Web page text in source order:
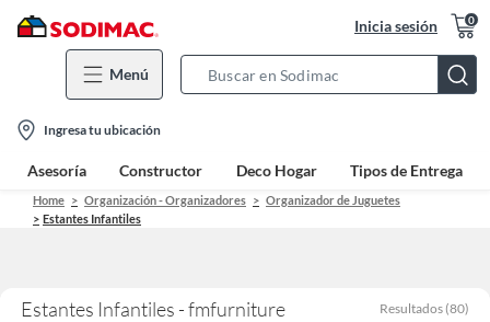
Inicia sesión 0
Menú
Bar
location-
icon
Ingresa tu ubicación
Asesoría Constructor Deco Hogar Tipos de Entrega
Home Organización - Organizadores
Organizador de Juguetes
Estantes Infantiles
Estantes Infantiles - fmfurniture Resultados (80)